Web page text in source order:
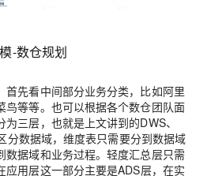
-数仓规划
首先看中间部分业务分类，比如阿里
鸟等等。也可以根据各个数仓团队面
三层，也就是上文讲到的DWS、
分数据域，维度表只需要分到数据域
数据域和业务过程。轻度汇总层只需
应用层这一部分主要是ADS层，在实